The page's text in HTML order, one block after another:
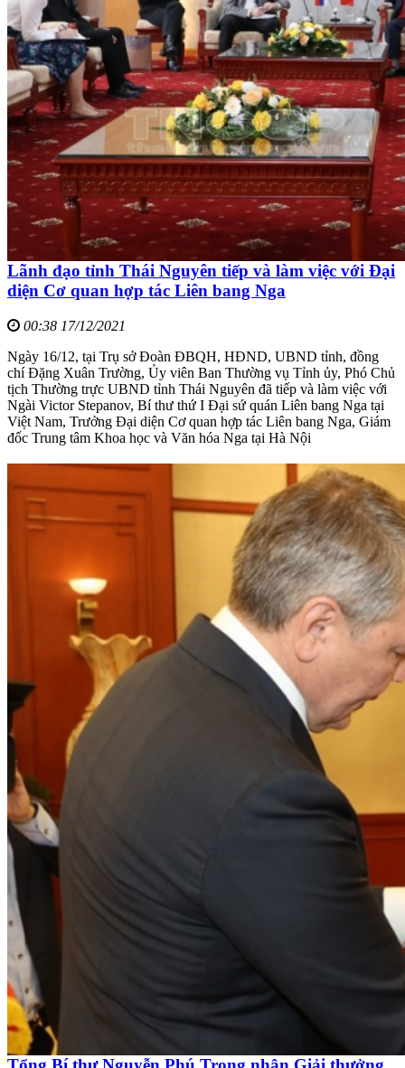
Lãnh đạo tỉnh Thái Nguyên tiếp và làm việc với Đại
diện Cơ quan hợp tác Liên bang Nga
00:38 17/12/2021
Ngày 16/12, tại Trụ sở Đoàn ĐBQH, HĐND, UBND tỉnh, đồng
chí Đặng Xuân Trường, Ủy viên Ban Thường vụ Tỉnh ủy, Phó Chủ
tịch Thường trực UBND tỉnh Thái Nguyên đã tiếp và làm việc với
Ngài Victor Stepanov, Bí thư thứ I Đại sứ quán Liên bang Nga tại
Việt Nam, Trưởng Đại diện Cơ quan hợp tác Liên bang Nga, Giám
đốc Trung tâm Khoa học và Văn hóa Nga tại Hà Nội